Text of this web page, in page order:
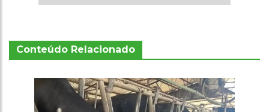
Conteúdo Relacionado